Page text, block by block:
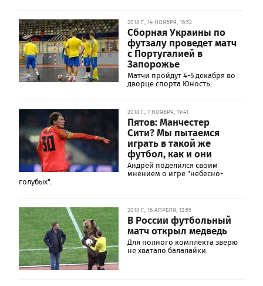
2018 Г., 14 НОЯБРЯ, 16:52
Сборная Украины по
футзалу проведет матч
с Португалией в
Запорожье
Матчи пройдут 4-5 декабря во
дворце спорта Юность.
2018 Г., 7 НОЯБРЯ, 19:41
Пятов: Манчестер
Сити? Мы пытаемся
играть в такой же
футбол, как и они
Андрей поделился своим
мнением о игре "небесно-
голубых".
2018 Г., 16 АПРЕЛЯ, 12:55
В России футбольный
матч открыл медведь
Для полного комплекта зверю
не хватало балалайки.